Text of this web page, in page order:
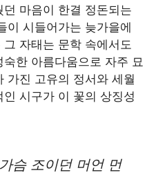
마음이 한결 정돈되는
이 시들어가는 늦가을에
자태는 문학 속에서도
한 아름다움으로 자주 묘
가진 고유의 정서와 세월
시구가 이 꽃의 상징성
슴 조이던 머언 먼